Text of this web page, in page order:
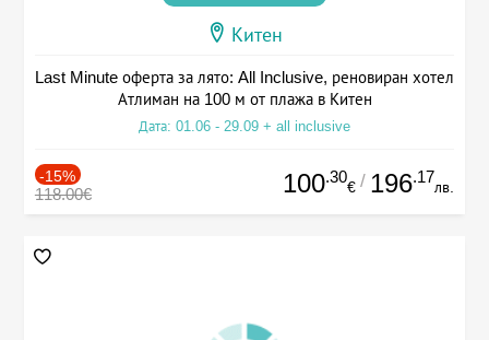
Китен
Last Minute оферта за лято: All Inclusive, реновиран хотел
Атлиман на 100 м от плажа в Китен
Дата: 01.06 - 29.09 + all inclusive
-15%
118.00€ 100.30
€ / 196.17
лв.